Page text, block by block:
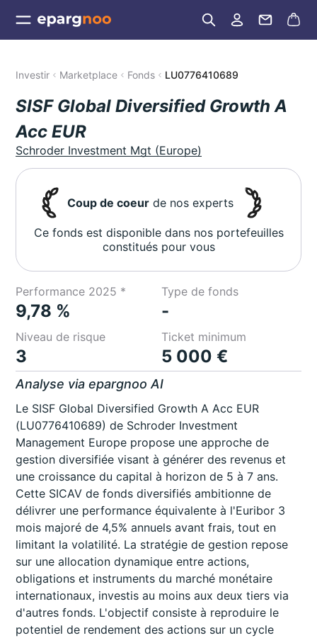
Investir Marketplace Fonds LU0776410689
SISF Global Diversified Growth A
Acc EUR
Schroder Investment Mgt (Europe)
Coup de coeur de nos experts
Ce fonds est disponible dans nos portefeuilles
constitués pour vous
Performance 2025 *
9,78 %
Type de fonds
-
Niveau de risque
3
Ticket minimum
5 000 €
Analyse via epargnoo AI
Le SISF Global Diversified Growth A Acc EUR
(LU0776410689) de Schroder Investment
Management Europe propose une approche de
gestion diversifiée visant à générer des revenus et
une croissance du capital à horizon de 5 à 7 ans.
Cette SICAV de fonds diversifiés ambitionne de
délivrer une performance équivalente à l'Euribor 3
mois majoré de 4,5% annuels avant frais, tout en
limitant la volatilité. La stratégie de gestion repose
sur une allocation dynamique entre actions,
obligations et instruments du marché monétaire
internationaux, investis au moins aux deux tiers via
d'autres fonds. L'objectif consiste à reproduire le
potentiel de rendement des actions sur un cycle